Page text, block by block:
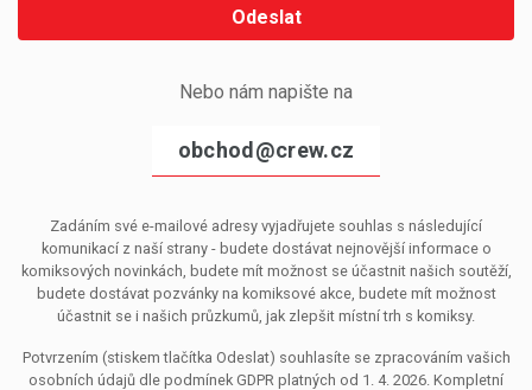
Odeslat
Nebo nám napište na
obchod@crew.cz
Zadáním své e-mailové adresy vyjadřujete souhlas s následující
komunikací z naší strany - budete dostávat nejnovější informace o
komiksových novinkách, budete mít možnost se účastnit našich soutěží,
budete dostávat pozvánky na komiksové akce, budete mít možnost
účastnit se i našich průzkumů, jak zlepšit místní trh s komiksy.
Potvrzením (stiskem tlačítka Odeslat) souhlasíte se zpracováním vašich
osobních údajů dle podmínek GDPR platných od 1. 4. 2026. Kompletní